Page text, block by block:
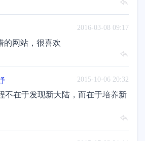
2016-03-08 09:17
的网站，很喜欢
2015-10-06 20:32
不在于发现新大陆，而在于培养新